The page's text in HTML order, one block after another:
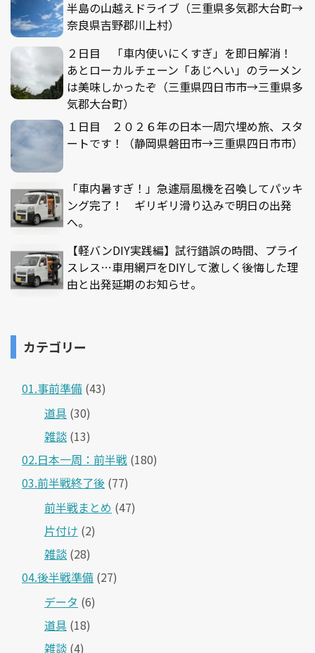
半島の山越えドライブ（三重県多気郡大台町→
奈良県吉野郡川上村）
２日目 「車内使いにくすぎ」を即日解消！
あとローカルチェーン「あじへい」のラーメン
は美味しかったぞ（三重県四日市市→三重県多
気郡大台町）
１日目 ２０２６年の日本一周穴埋め旅、スタ
ートです！（静岡県磐田市→三重県四日市市）
「車内暑すぎ！」急遽扇風機を召喚してパッキ
ング完了！ ギリギリ滑り込みで明日の出発
へ。
【軽バンDIY実践編】試行錯誤の時間、プライ
スレス…車用網戸をDIYして激しく後悔した理
由と出発延期のお知らせ。
カテゴリー
01.事前準備 (43)
道具 (30)
雑談 (13)
02.日本一周：前半戦 (180)
03.前半戦終了後 (77)
前半戦まとめ (47)
片付け (2)
雑談 (28)
04.後半戦準備 (27)
データ (6)
道具 (18)
雑談 (4)